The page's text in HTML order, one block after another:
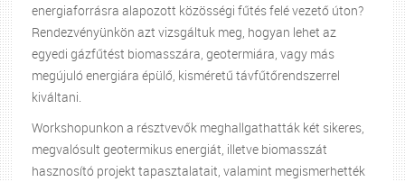
energiaforrásra alapozott közösségi fűtés felé vezető úton?
Rendezvényünkön azt vizsgáltuk meg, hogyan lehet az
egyedi gázfűtést biomasszára, geotermiára, vagy más
megújuló energiára épülő, kisméretű távfűtőrendszerrel
kiváltani.
Workshopunkon a résztvevők meghallgathatták két sikeres,
megvalósult geotermikus energiát, illetve biomasszát
hasznosító projekt tapasztalatait, valamint megismerhették